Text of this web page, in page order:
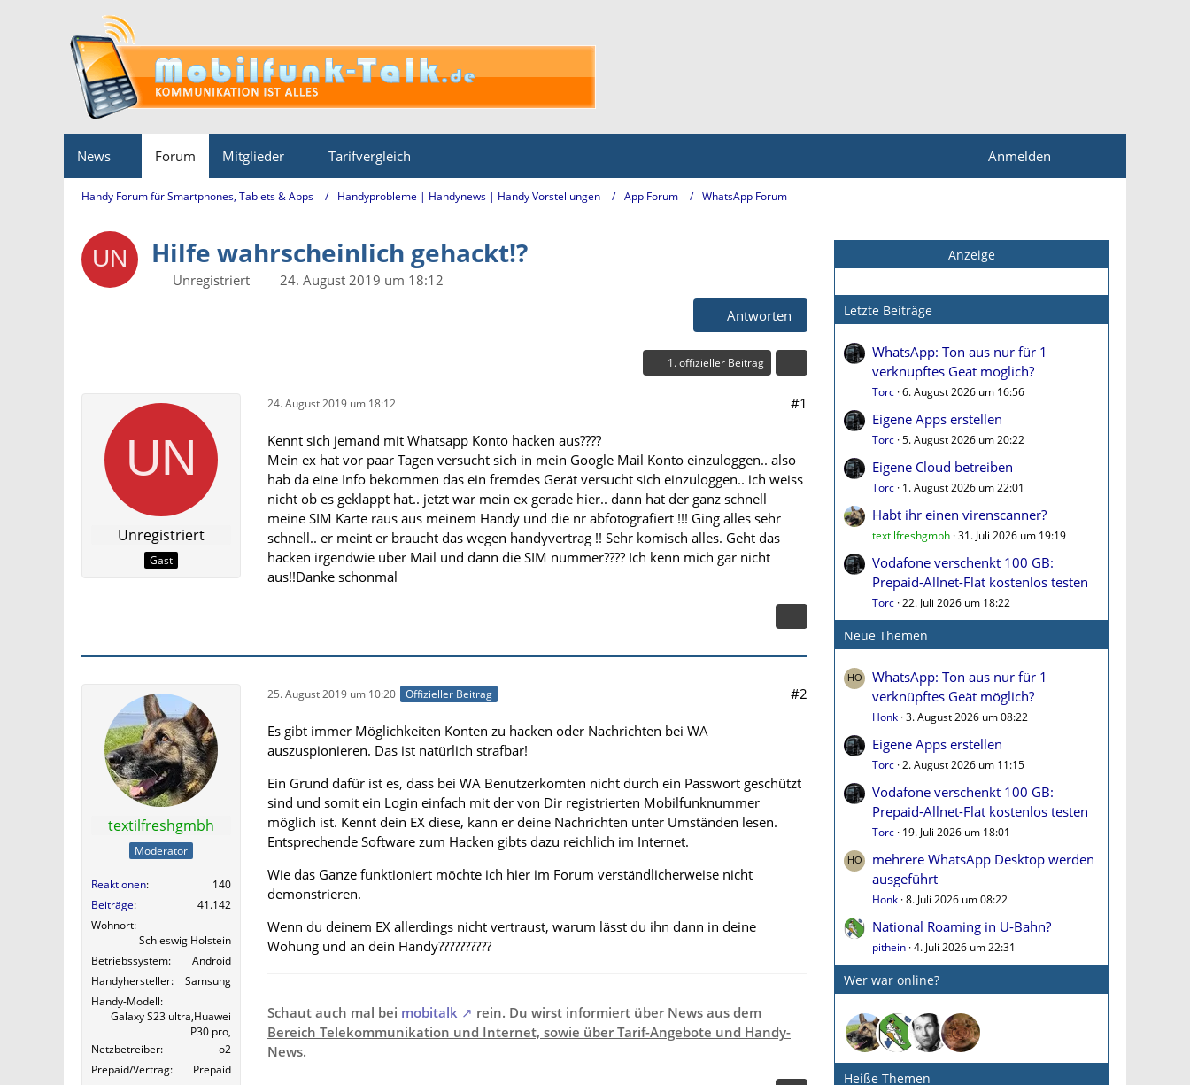
News Forum Mitglieder Tarifvergleich Anmelden
Handy Forum für Smartphones, Tablets & Apps Handyprobleme | Handynews | Handy Vorstellungen App Forum WhatsApp Forum
Hilfe wahrscheinlich gehackt!?
Unregistriert
24. August 2019 um 18:12
Antworten
1. offizieller Beitrag
Unregistriert
Gast
24. August 2019 um 18:12 #1
Kennt sich jemand mit Whatsapp Konto hacken aus????
Mein ex hat vor paar Tagen versucht sich in mein Google Mail Konto einzuloggen.. also
hab da eine Info bekommen das ein fremdes Gerät versucht sich einzuloggen.. ich weiss
nicht ob es geklappt hat.. jetzt war mein ex gerade hier.. dann hat der ganz schnell
meine SIM Karte raus aus meinem Handy und die nr abfotografiert !!! Ging alles sehr
schnell.. er meint er braucht das wegen handyvertrag !! Sehr komisch alles. Geht das
hacken irgendwie über Mail und dann die SIM nummer???? Ich kenn mich gar nicht
aus!!Danke schonmal
textilfreshgmbh
Moderator
Reaktionen
140
Beiträge
41.142
Wohnort
Schleswig Holstein
Betriebssystem
Android
Handyhersteller
Samsung
Handy-Modell
Galaxy S23 ultra,Huawei
P30 pro,
Netzbetreiber
o2
Prepaid/Vertrag
Prepaid
25. August 2019 um 10:20 Offizieller Beitrag #2
Es gibt immer Möglichkeiten Konten zu hacken oder Nachrichten bei WA
auszuspionieren. Das ist natürlich strafbar!
Ein Grund dafür ist es, dass bei WA Benutzerkomten nicht durch ein Passwort geschützt
sind und somit ein Login einfach mit der von Dir registrierten Mobilfunknummer
möglich ist. Kennt dein EX diese, kann er deine Nachrichten unter Umständen lesen.
Entsprechende Software zum Hacken gibts dazu reichlich im Internet.
Wie das Ganze funktioniert möchte ich hier im Forum verständlicherweise nicht
demonstrieren.
Wenn du deinem EX allerdings nicht vertraust, warum lässt du ihn dann in deine
Wohung und an dein Handy??????????
Schaut auch mal bei mobitalk
rein. Du wirst informiert über News aus dem
Bereich Telekommunikation und Internet, sowie über Tarif-Angebote und Handy-
News.
Anzeige
Letzte Beiträge
WhatsApp: Ton aus nur für 1
verknüpftes Geät möglich?
Torc 6. August 2026 um 16:56
Eigene Apps erstellen
Torc 5. August 2026 um 20:22
Eigene Cloud betreiben
Torc 1. August 2026 um 22:01
Habt ihr einen virenscanner?
textilfreshgmbh 31. Juli 2026 um 19:19
Vodafone verschenkt 100 GB:
Prepaid-Allnet-Flat kostenlos testen
Torc 22. Juli 2026 um 18:22
Neue Themen
WhatsApp: Ton aus nur für 1
verknüpftes Geät möglich?
Honk 3. August 2026 um 08:22
Eigene Apps erstellen
Torc 2. August 2026 um 11:15
Vodafone verschenkt 100 GB:
Prepaid-Allnet-Flat kostenlos testen
Torc 19. Juli 2026 um 18:01
mehrere WhatsApp Desktop werden
ausgeführt
Honk 8. Juli 2026 um 08:22
National Roaming in U-Bahn?
pithein 4. Juli 2026 um 22:31
Wer war online?
Heiße Themen